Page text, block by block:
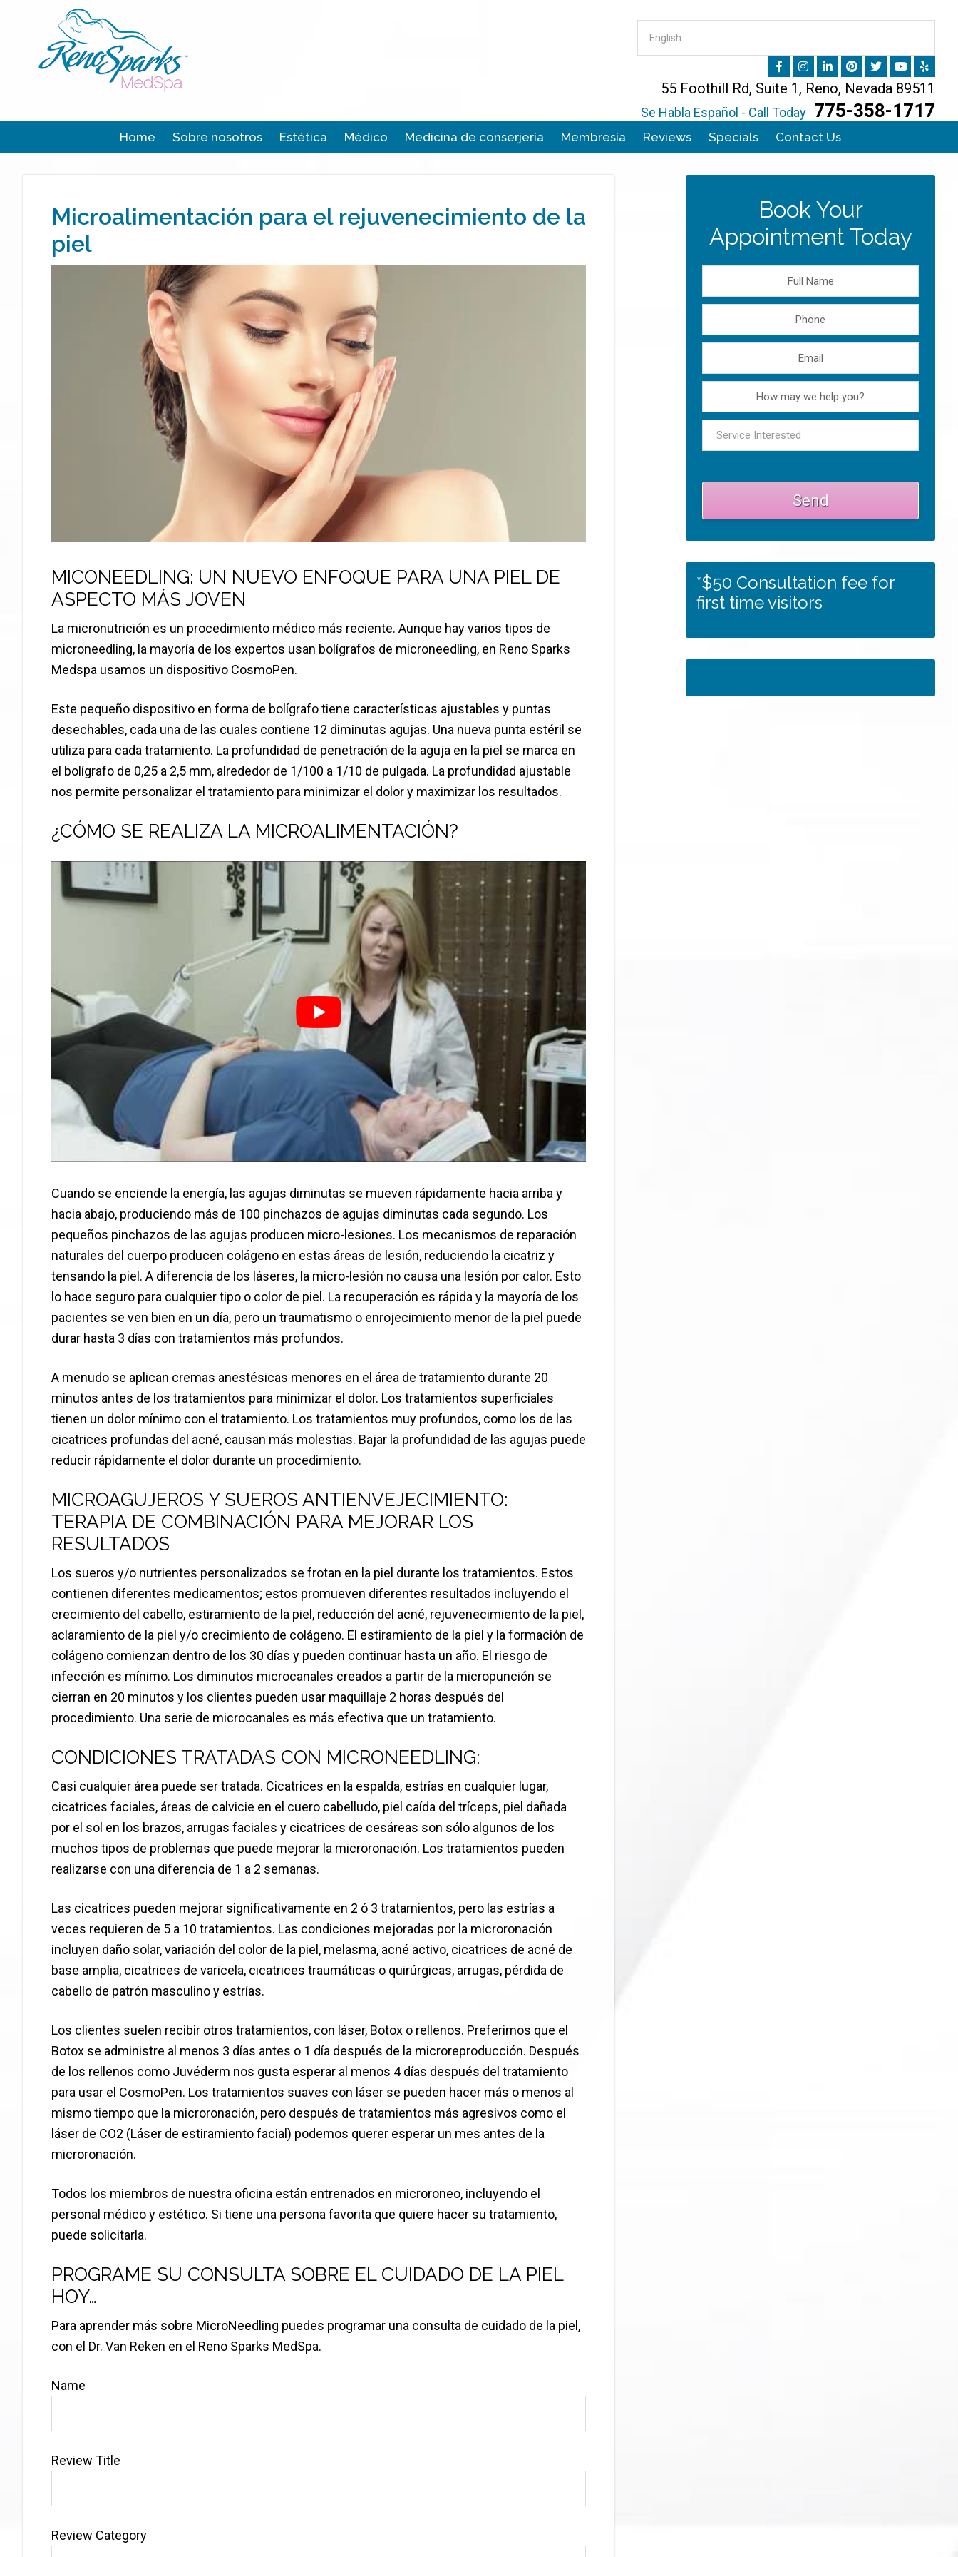
55 Foothill Rd, Suite 1, Reno, Nevada 89511
Se Habla Español - Call Today 775-358-1717
Home Sobre nosotros Estética Médico Medicina de conserjería Membresía Reviews Specials Contact Us
Microalimentación para el rejuvenecimiento de la
piel
MICONEEDLING: UN NUEVO ENFOQUE PARA UNA PIEL DE
ASPECTO MÁS JOVEN
La micronutrición es un procedimiento médico más reciente. Aunque hay varios tipos de
microneedling, la mayoría de los expertos usan bolígrafos de microneedling, en Reno Sparks
Medspa usamos un dispositivo CosmoPen.
Este pequeño dispositivo en forma de bolígrafo tiene características ajustables y puntas
desechables, cada una de las cuales contiene 12 diminutas agujas. Una nueva punta estéril se
utiliza para cada tratamiento. La profundidad de penetración de la aguja en la piel se marca en
el bolígrafo de 0,25 a 2,5 mm, alrededor de 1/100 a 1/10 de pulgada. La profundidad ajustable
nos permite personalizar el tratamiento para minimizar el dolor y maximizar los resultados.
¿CÓMO SE REALIZA LA MICROALIMENTACIÓN?
Cuando se enciende la energía, las agujas diminutas se mueven rápidamente hacia arriba y
hacia abajo, produciendo más de 100 pinchazos de agujas diminutas cada segundo. Los
pequeños pinchazos de las agujas producen micro-lesiones. Los mecanismos de reparación
naturales del cuerpo producen colágeno en estas áreas de lesión, reduciendo la cicatriz y
tensando la piel. A diferencia de los láseres, la micro-lesión no causa una lesión por calor. Esto
lo hace seguro para cualquier tipo o color de piel. La recuperación es rápida y la mayoría de los
pacientes se ven bien en un día, pero un traumatismo o enrojecimiento menor de la piel puede
durar hasta 3 días con tratamientos más profundos.
A menudo se aplican cremas anestésicas menores en el área de tratamiento durante 20
minutos antes de los tratamientos para minimizar el dolor. Los tratamientos superficiales
tienen un dolor mínimo con el tratamiento. Los tratamientos muy profundos, como los de las
cicatrices profundas del acné, causan más molestias. Bajar la profundidad de las agujas puede
reducir rápidamente el dolor durante un procedimiento.
MICROAGUJEROS Y SUEROS ANTIENVEJECIMIENTO:
TERAPIA DE COMBINACIÓN PARA MEJORAR LOS
RESULTADOS
Los sueros y/o nutrientes personalizados se frotan en la piel durante los tratamientos. Estos
contienen diferentes medicamentos; estos promueven diferentes resultados incluyendo el
crecimiento del cabello, estiramiento de la piel, reducción del acné, rejuvenecimiento de la piel,
aclaramiento de la piel y/o crecimiento de colágeno. El estiramiento de la piel y la formación de
colágeno comienzan dentro de los 30 días y pueden continuar hasta un año. El riesgo de
infección es mínimo. Los diminutos microcanales creados a partir de la micropunción se
cierran en 20 minutos y los clientes pueden usar maquillaje 2 horas después del
procedimiento. Una serie de microcanales es más efectiva que un tratamiento.
CONDICIONES TRATADAS CON MICRONEEDLING:
Casi cualquier área puede ser tratada. Cicatrices en la espalda, estrías en cualquier lugar,
cicatrices faciales, áreas de calvicie en el cuero cabelludo, piel caída del tríceps, piel dañada
por el sol en los brazos, arrugas faciales y cicatrices de cesáreas son sólo algunos de los
muchos tipos de problemas que puede mejorar la microronación. Los tratamientos pueden
realizarse con una diferencia de 1 a 2 semanas.
Las cicatrices pueden mejorar significativamente en 2 ó 3 tratamientos, pero las estrías a
veces requieren de 5 a 10 tratamientos. Las condiciones mejoradas por la microronación
incluyen daño solar, variación del color de la piel, melasma, acné activo, cicatrices de acné de
base amplia, cicatrices de varicela, cicatrices traumáticas o quirúrgicas, arrugas, pérdida de
cabello de patrón masculino y estrías.
Los clientes suelen recibir otros tratamientos, con láser, Botox o rellenos. Preferimos que el
Botox se administre al menos 3 días antes o 1 día después de la microreproducción. Después
de los rellenos como Juvéderm nos gusta esperar al menos 4 días después del tratamiento
para usar el CosmoPen. Los tratamientos suaves con láser se pueden hacer más o menos al
mismo tiempo que la microronación, pero después de tratamientos más agresivos como el
láser de CO2 (Láser de estiramiento facial) podemos querer esperar un mes antes de la
microronación.
Todos los miembros de nuestra oficina están entrenados en microroneo, incluyendo el
personal médico y estético. Si tiene una persona favorita que quiere hacer su tratamiento,
puede solicitarla.
PROGRAME SU CONSULTA SOBRE EL CUIDADO DE LA PIEL
HOY…
Para aprender más sobre MicroNeedling puedes programar una consulta de cuidado de la piel,
con el Dr. Van Reken en el Reno Sparks MedSpa.
Name
Review Title
Review Category
Book Your
Appointment Today
*$50 Consultation fee for
first time visitors